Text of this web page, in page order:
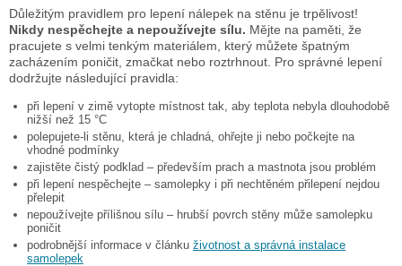
Důležitým pravidlem pro lepení nálepek na stěnu je trpělivost!
Nikdy nespěchejte a nepoužívejte sílu. Mějte na paměti, že
pracujete s velmi tenkým materiálem, který můžete špatným
zacházením poničit, zmačkat nebo roztrhnout. Pro správné lepení
dodržujte následující pravidla:
při lepení v zimě vytopte místnost tak, aby teplota nebyla dlouhodobě
nižší než 15 °C
polepujete-li stěnu, která je chladná, ohřejte ji nebo počkejte na
vhodné podmínky
zajistěte čistý podklad – především prach a mastnota jsou problém
při lepení nespěchejte – samolepky i při nechtěném přilepení nejdou
přelepit
nepoužívejte přílišnou sílu – hrubší povrch stěny může samolepku
poničit
podrobnější informace v článku životnost a správná instalace
samolepek